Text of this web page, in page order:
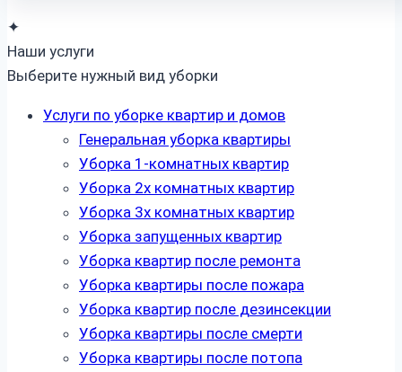
✦
Наши услуги
Выберите нужный вид уборки
Услуги по уборке квартир и домов
Генеральная уборка квартиры
Уборка 1-комнатных квартир
Уборка 2х комнатных квартир
Уборка 3х комнатных квартир
Уборка запущенных квартир
Уборка квартир после ремонта
Уборка квартиры после пожара
Уборка квартир после дезинсекции
Уборка квартиры после смерти
Уборка квартиры после потопа